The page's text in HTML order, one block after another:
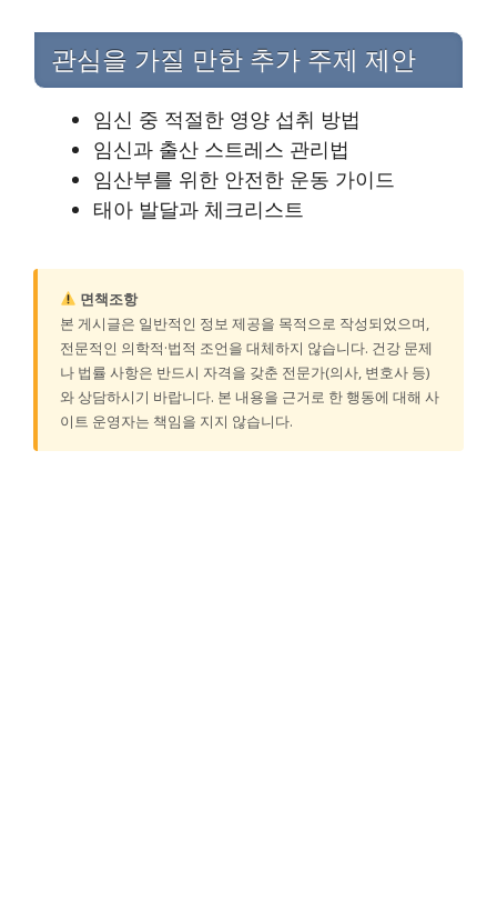
관심을 가질 만한 추가 주제 제안
임신 중 적절한 영양 섭취 방법
임신과 출산 스트레스 관리법
임산부를 위한 안전한 운동 가이드
태아 발달과 체크리스트
면책조항
본 게시글은 일반적인 정보 제공을 목적으로 작성되었으며,
전문적인 의학적·법적 조언을 대체하지 않습니다. 건강 문제
나 법률 사항은 반드시 자격을 갖춘 전문가(의사, 변호사 등)
와 상담하시기 바랍니다. 본 내용을 근거로 한 행동에 대해 사
이트 운영자는 책임을 지지 않습니다.